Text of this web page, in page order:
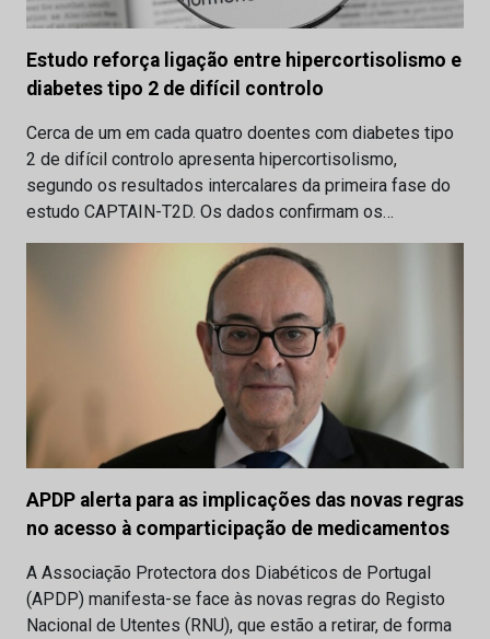
Estudo reforça ligação entre hipercortisolismo e
diabetes tipo 2 de difícil controlo
Cerca de um em cada quatro doentes com diabetes tipo
2 de difícil controlo apresenta hipercortisolismo,
segundo os resultados intercalares da primeira fase do
estudo CAPTAIN-T2D. Os dados confirmam os…
APDP alerta para as implicações das novas regras
no acesso à comparticipação de medicamentos
A Associação Protectora dos Diabéticos de Portugal
(APDP) manifesta-se face às novas regras do Registo
Nacional de Utentes (RNU), que estão a retirar, de forma